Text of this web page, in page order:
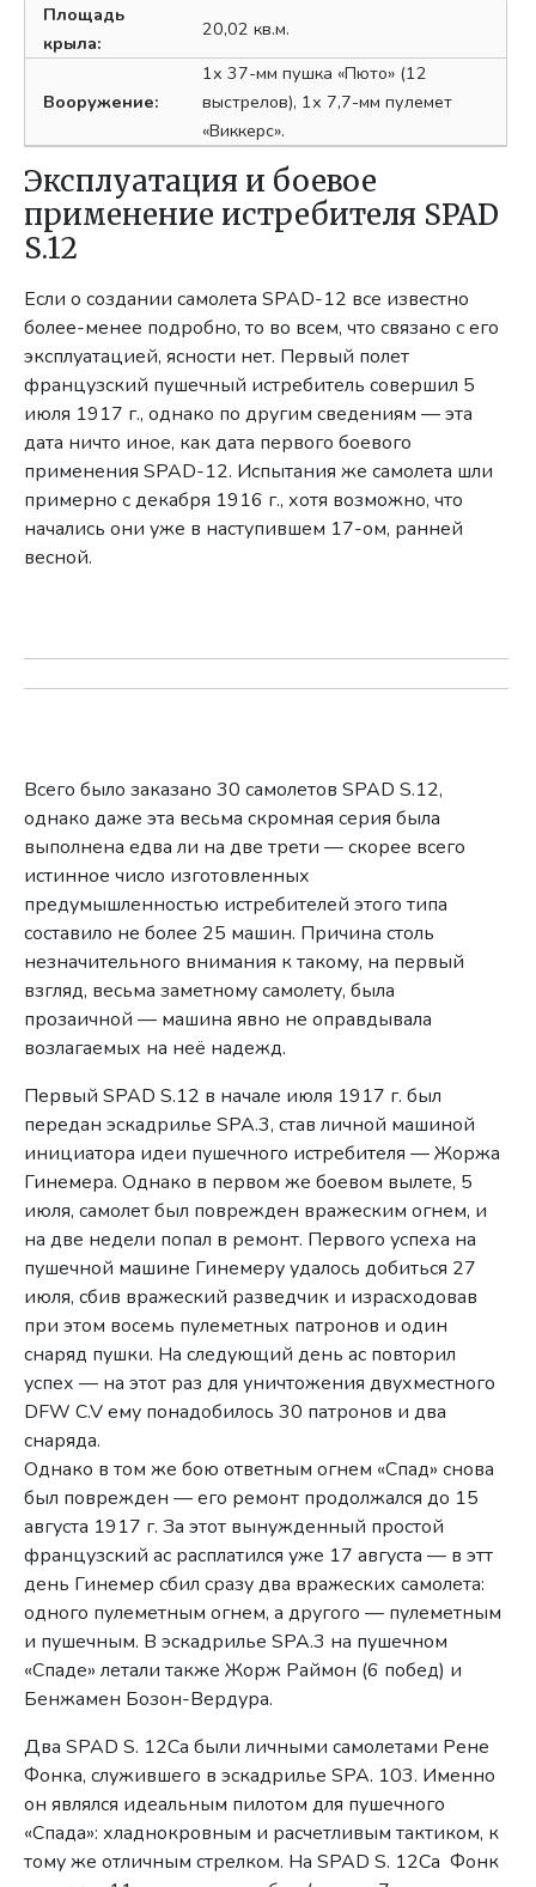
Площадь
крыла:
20,02 кв.м.
Вооружение:
1х 37-мм пушка «Пюто» (12
выстрелов), 1х 7,7-мм пулемет
«Виккерс».
Эксплуатация и боевое
применение истребителя SPAD
S.12
Если о создании самолета SPAD-12 все известно
более-менее подробно, то во всем, что связано с его
эксплуатацией, ясности нет. Первый полет
французский пушечный истребитель совершил 5
июля 1917 г., однако по другим сведениям — эта
дата ничто иное, как дата первого боевого
применения SPAD-12. Испытания же самолета шли
примерно с декабря 1916 г., хотя возможно, что
начались они уже в наступившем 17-ом, ранней
весной.
Всего было заказано 30 самолетов SPAD S.12,
однако даже эта весьма скромная серия была
выполнена едва ли на две трети — скорее всего
истинное число изготовленных
предумышленностью истребителей этого типа
составило не более 25 машин. Причина столь
незначительного внимания к такому, на первый
взгляд, весьма заметному самолету, была
прозаичной — машина явно не оправдывала
возлагаемых на неё надежд.
Первый SPAD S.12 в начале июля 1917 г. был
передан эскадрилье SPA.3, став личной машиной
инициатора идеи пушечного истребителя — Жоржа
Гинемера. Однако в первом же боевом вылете, 5
июля, самолет был поврежден вражеским огнем, и
на две недели попал в ремонт. Первого успеха на
пушечной машине Гинемеру удалось добиться 27
июля, сбив вражеский разведчик и израсходовав
при этом восемь пулеметных патронов и один
снаряд пушки. На следующий день ас повторил
успех — на этот раз для уничтожения двухместного
DFW C.V ему понадобилось 30 патронов и два
снаряда.
Однако в том же бою ответным огнем «Спад» снова
был поврежден — его ремонт продолжался до 15
августа 1917 г. За этот вынужденный простой
французский ас расплатился уже 17 августа — в этт
день Гинемер сбил сразу два вражеских самолета:
одного пулеметным огнем, а другого — пулеметным
и пушечным. В эскадрилье SPA.3 на пушечном
«Спаде» летали также Жорж Раймон (6 побед) и
Бенжамен Бозон-Вердура.
Два SPAD S. 12Ca были личными самолетами Рене
Фонка, служившего в эскадрилье SPA. 103. Именно
он являлся идеальным пилотом для пушечного
«Спада»: хладнокровным и расчетливым тактиком, к
тому же отличным стрелком. На SPAD S. 12Са Фонк